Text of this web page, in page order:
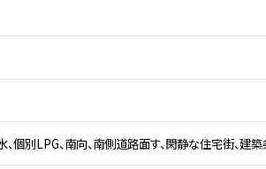
、個別LPG、南向、南側道路面す、閑静な住宅街、建